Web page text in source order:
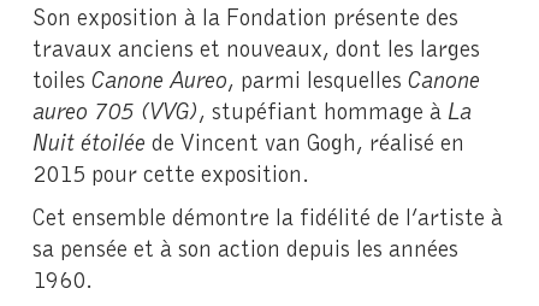
Son exposition à la Fondation présente des
travaux anciens et nouveaux, dont les larges
toilesCanone Aureo, parmi lesquellesCanone
aureo 705 (VVG), stupéfiant hommage à La
Nuit étoilée de Vincent van Gogh, réalisé en
2015 pour cette exposition.
Cet ensemble démontre la fidélité de l’artiste à
sa pensée et à son action depuis les années
1960.